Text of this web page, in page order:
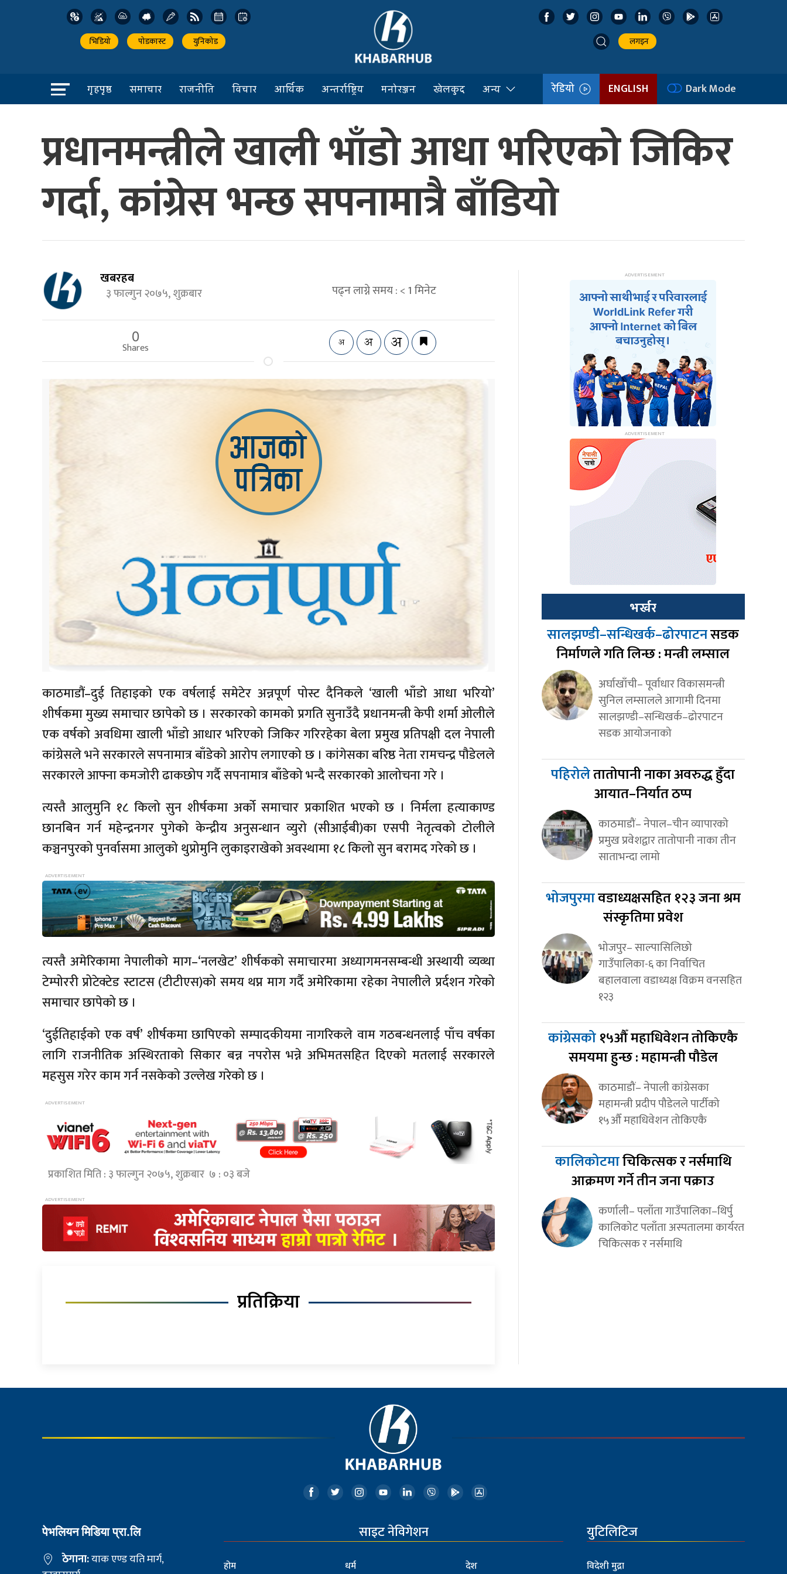
भिडियो पोडकास्ट युनिकोड लगइन
गृहपृष्ठ समाचार राजनीति विचार आर्थिक अन्तर्राष्ट्रिय मनोरञ्जन खेलकुद अन्य रेडियो ENGLISH Dark Mode
प्रधानमन्त्रीले खाली भाँडो आधा भरिएको जिकिर
गर्दा, कांग्रेस भन्छ सपनामात्रै बाँडियो
खबरहब
३ फाल्गुन २०७५, शुक्रबार पढ्न लाग्ने समय :< 1मिनेट
0
Shares
काठमाडौं–दुई तिहाइको एक वर्षलाई समेटेर अन्नपूर्ण पोस्ट दैनिकले ‘खाली भाँडो आधा भरियो’
शीर्षकमा मुख्य समाचार छापेको छ । सरकारको कामको प्रगति सुनाउँदै प्रधानमन्त्री केपी शर्मा ओलीले
एक वर्षको अवधिमा खाली भाँडो आधार भरिएको जिकिर गरिरहेका बेला प्रमुख प्रतिपक्षी दल नेपाली
कांग्रेसले भने सरकारले सपनामात्र बाँडेको आरोप लगाएको छ । कांगेसका बरिष्ठ नेता रामचन्द्र पौडेलले
सरकारले आफ्ना कमजोरी ढाकछोप गर्दै सपनामात्र बाँडेको भन्दै सरकारको आलोचना गरे ।
त्यस्तै आलुमुनि १८ किलो सुन शीर्षकमा अर्को समाचार प्रकाशित भएको छ । निर्मला हत्याकाण्ड
छानबिन गर्न महेन्द्रनगर पुगेको केन्द्रीय अनुसन्धान व्युरो (सीआईबी)का एसपी नेतृत्वको टोलीले
कञ्चनपुरको पुनर्वासमा आलुको थुप्रोमुनि लुकाइराखेको अवस्थामा १८ किलो सुन बरामद गरेको छ ।
त्यस्तै अमेरिकामा नेपालीको माग–‘नलखेट’ शीर्षकको समाचारमा अध्यागमनसम्बन्धी अस्थायी व्यव्था
टेम्पोररी प्रोटेक्टेड स्टाटस (टीटीएस)को समय थप्न माग गर्दै अमेरिकामा रहेका नेपालीले प्रर्दशन गरेको
समाचार छापेको छ ।
‘दुईतिहाईको एक वर्ष’ शीर्षकमा छापिएको सम्पादकीयमा नागरिकले वाम गठबन्धनलाई पाँच वर्षका
लागि राजनीतिक अस्थिरताको सिकार बन्न नपरोस भन्ने अभिमतसहित दिएको मतलाई सरकारले
महसुस गरेर काम गर्न नसकेको उल्लेख गरेको छ ।
प्रकाशित मिति : ३ फाल्गुन २०७५, शुक्रबार ७ : ०३ बजे
प्रतिक्रिया
भर्खर
सालझण्डी–सन्धिखर्क–ढोरपाटनसडक
निर्माणले गति लिन्छ : मन्त्री लम्साल
अर्घाखाँची– पूर्वाधार विकासमन्त्री
सुनिल लम्सालले आगामी दिनमा
सालझण्डी–सन्धिखर्क–ढोरपाटन
सडक आयोजनाको
पहिरोलेतातोपानी नाका अवरुद्ध हुँदा
आयात–निर्यात ठप्प
काठमाडौं– नेपाल–चीन व्यापारको
प्रमुख प्रवेशद्वार तातोपानी नाका तीन
साताभन्दा लामो
भोजपुरमावडाध्यक्षसहित १२३ जना श्रम
संस्कृतिमा प्रवेश
भोजपुर– साल्पासिलिछो
गाउँपालिका-६ का निर्वाचित
बहालवाला वडाध्यक्ष विक्रम वनसहित
१२३
कांग्रेसको१५औँ महाधिवेशन तोकिएकै
समयमा हुन्छ : महामन्त्री पौडेल
काठमाडौं– नेपाली कांग्रेसका
महामन्त्री प्रदीप पौडेलले पार्टीको
१५औँ महाधिवेशन तोकिएकै
कालिकोटमाचिकित्सक र नर्समाथि
आक्रमण गर्ने तीन जना पक्राउ
कर्णाली– पलाँता गाउँपालिका–थिर्पु
कालिकोट पलाँता अस्पतालमा कार्यरत
चिकित्सक र नर्समाथि
पेभलियन मिडिया प्रा.लि
ठेगाना:याक एण्ड यति मार्ग,
साइट नेविगेशन
होम धर्म देश
युटिलिटिज
विदेशी मुद्रा